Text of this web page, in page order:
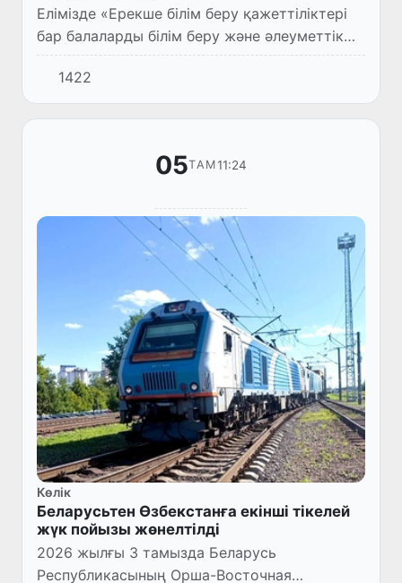
Елімізде «Ерекше білім беру қажеттіліктері
бар балаларды білім беру және әлеуметтік
қызметтермен қамту жүйесін жетілдіру
жөніндегі қосымша іс-шаралар туралы»
Президенттің қаулысы (...
1422
05ТАМ11:24
Көлік
Беларусьтен Өзбекстанға екінші тікелей
жүк пойызы жөнелтілді
2026 жылғы 3 тамызда Беларусь
Республикасының Орша-Восточная